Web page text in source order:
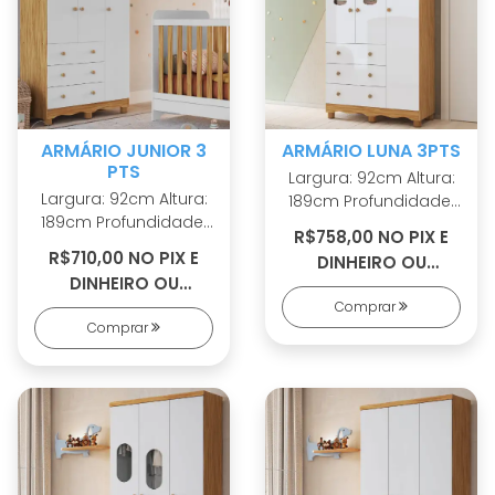
ARMÁRIO JUNIOR 3
PTS
Largura: 92cm Altura:
189cm Profundidade:
42cm 100% MDF Pés
em ABS Cabideiro
metálico Puxadores
em ABS 2 opções de
rodapé Corrediças
telescópicas Sistema
antitombamento
R$710,00 NO PIX E
DINHEIRO OU
R$774,00 EM 7X S/
JUROS
Comprar
ARMÁRIO LUNA 3PTS
Largura: 92cm Altura:
189cm Profundidade:
42cm 100% MDF Pés
em ABS Cabideiro
metálico Puxadores
em ABS 2 opções de
rodapé Corrediças
telescópicas Portas
Sistema
antitombamento
R$758,00 NO PIX E
DINHEIRO OU
R$834,00 EM 8X S/
JUROS
Comprar